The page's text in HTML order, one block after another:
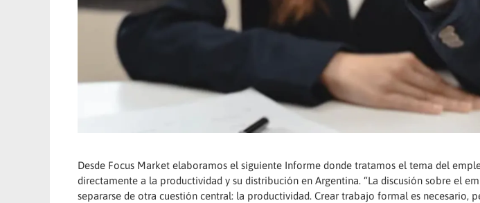
Desde Focus Market elaboramos el siguiente Informe donde tratamos el tema del
directamente a la productividad y su distribución en Argentina. “La discusión sobre el
separarse de otra cuestión central: la productividad. Crear trabajo formal es necesario,